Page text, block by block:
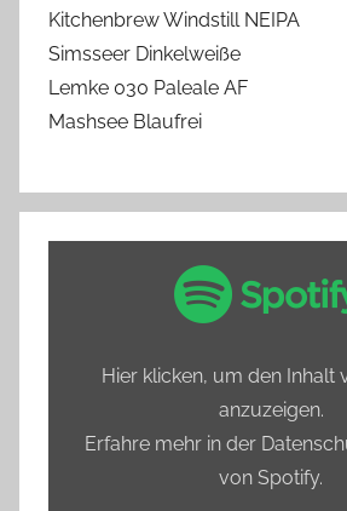
Kitchenbrew Windstill NEIPA
Simsseer Dinkelweiße
Lemke 030 Paleale AF
Mashsee Blaufrei
Hier klicken, um den Inhalt
anzuzeigen.
Erfahre mehr in der
von Spotify.